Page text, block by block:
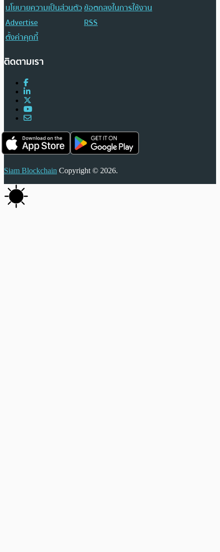
นโยบายความเป็นส่วนตัวข้อตกลงในการใช้งาน
Advertise
RSS
ตั้งค่าคุกกี้
ติดตามเรา
Siam Blockchain Copyright © 2026.